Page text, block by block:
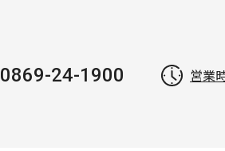
0869-24-1900 営業